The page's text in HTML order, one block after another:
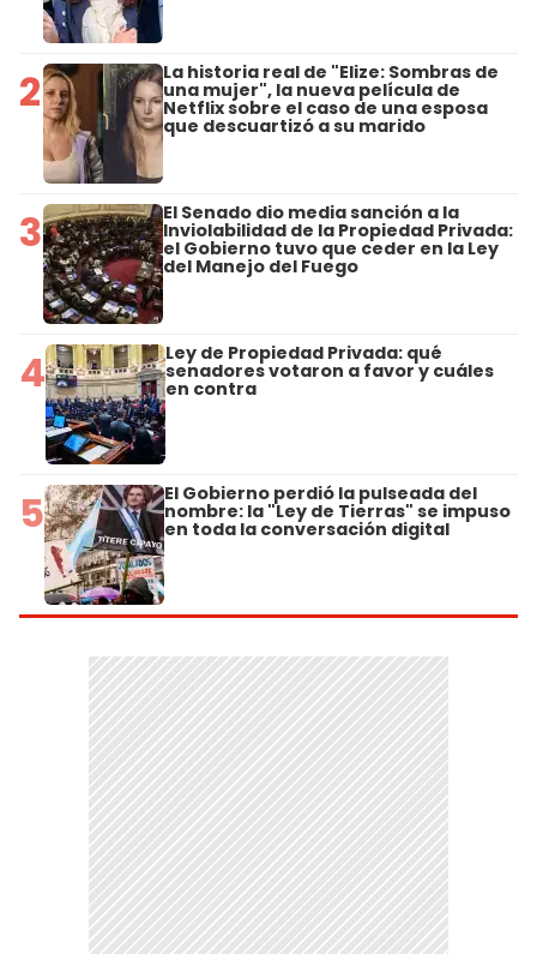
2 La historia real de "Elize: Sombras de
una mujer", la nueva película de
Netflix sobre el caso de una esposa
que descuartizó a su marido
3 El Senado dio media sanción a la
Inviolabilidad de la Propiedad Privada:
el Gobierno tuvo que ceder en la Ley
del Manejo del Fuego
4 Ley de Propiedad Privada: qué
senadores votaron a favor y cuáles
en contra
5 El Gobierno perdió la pulseada del
nombre: la "Ley de Tierras" se impuso
en toda la conversación digital